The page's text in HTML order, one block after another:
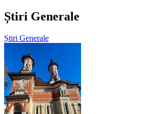
Știri Generale
Știri Generale